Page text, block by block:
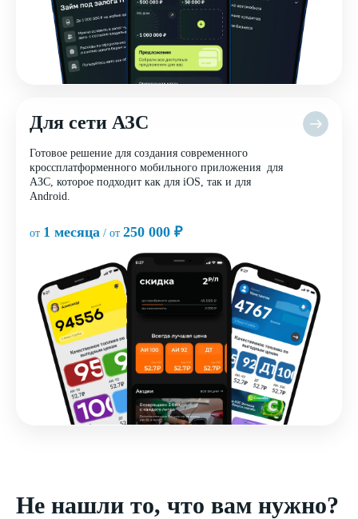
Для сети АЗС
Готовое решение для создания современного
кроссплатформенного мобильного приложения для
АЗС, которое подходит как для iOS, так и для
Android.
от 1 месяца / от 250 000 ₽
Не нашли то, что вам нужно?